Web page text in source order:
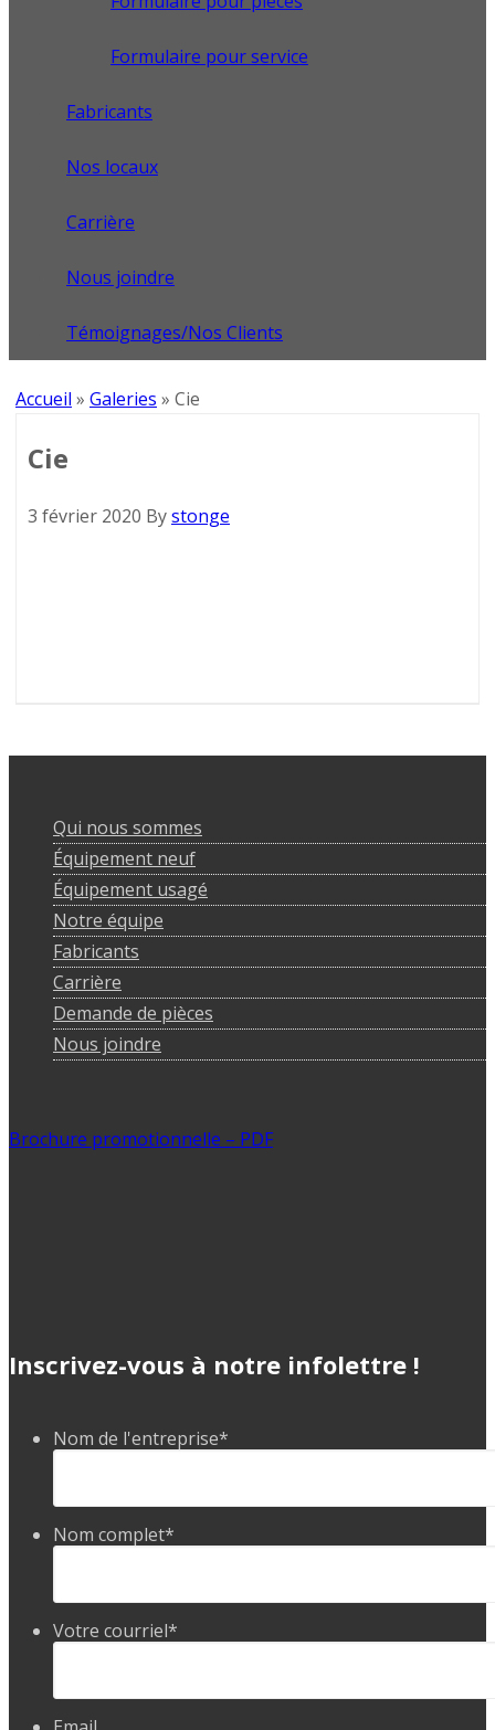
Formulaire pour service
Fabricants
Nos locaux
Carrière
Nous joindre
Témoignages/Nos Clients
Accueil » Galeries » Cie
Cie
3 février 2020 Bystonge
Qui nous sommes
Équipement neuf
Équipement usagé
Notre équipe
Fabricants
Carrière
Demande de pièces
Nous joindre
Brochure promotionnelle – PDF
Inscrivez-vous à notre infolettre !
Nom de l'entreprise*
Nom complet*
Votre courriel*